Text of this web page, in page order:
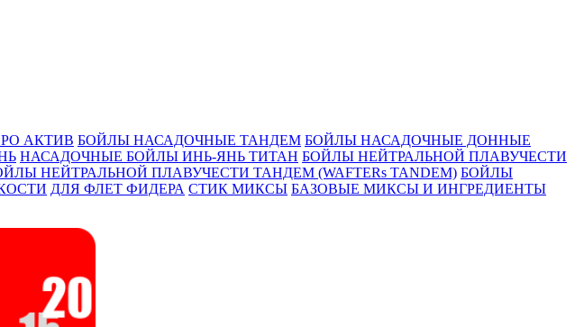
АКТИВ БОЙЛЫ НАСАДОЧНЫЕ ТАНДЕМ БОЙЛЫ НАСАДОЧНЫЕ ДОННЫЕ
НАСАДОЧНЫЕ БОЙЛЫ ИНЬ-ЯНЬ ТИТАН БОЙЛЫ НЕЙТРАЛЬНОЙ ПЛАВУЧЕСТИ
НЕЙТРАЛЬНОЙ ПЛАВУЧЕСТИ ТАНДЕМ (WAFTERs TANDEM) БОЙЛЫ
ДЛЯ ФЛЕТ ФИДЕРА СТИК МИКСЫ БАЗОВЫЕ МИКСЫ И ИНГРЕДИЕНТЫ